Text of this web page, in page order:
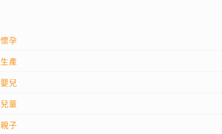
懷孕
生產
嬰兒
兒童
親子